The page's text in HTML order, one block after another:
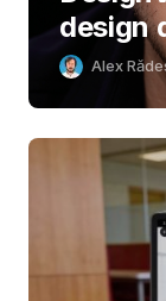
design
Alex